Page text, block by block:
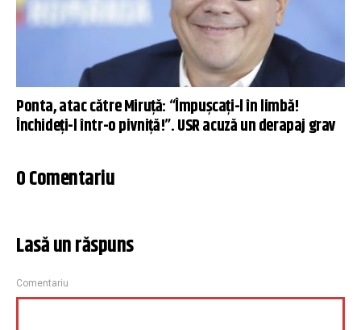
Ponta, atac către Miruţă: “Împuşcaţi-l în limbă!
Închideți-l într-o pivniță!”. USR acuză un derapaj grav
0 Comentariu
Lasă un răspuns
Comentariu